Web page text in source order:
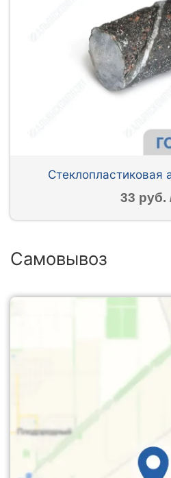
Стеклопластиковая
33 руб.
Самовывоз